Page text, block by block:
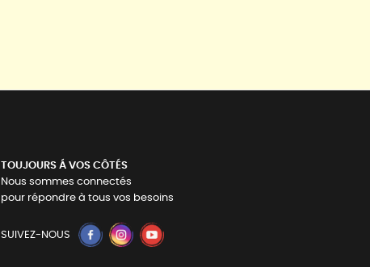
TOUJOURS Á VOS CÔTÉS
Nous sommes connectés
pour répondre à tous vos besoins
SUIVEZ-NOUS